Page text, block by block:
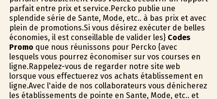
parfait entre prix et service.Percko publie une
splendide série de Sante, Mode, etc.. à bas prix et avec
plein de promotions.Si vous désirez exécuter de belles
économies, il est conseillable de valider les} Codes
Promo que nous réunissons pour Percko {avec
lesquels vous pourrez économiser sur vos courses en
ligne.Rappelez-vous de regarder notre site web
lorsque vous effectuerez vos achats établissement en
ligne.Avec l'aide de nos collaborateurs vous dénicherez
les établissements de pointe en Sante, Mode, etc.. et